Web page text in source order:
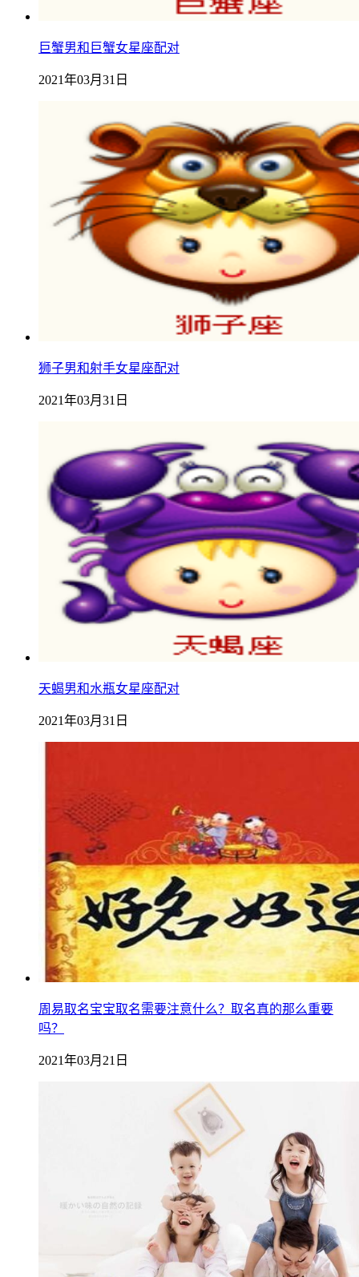
巨蟹男和巨蟹女星座配对
2021年03月31日
狮子男和射手女星座配对
2021年03月31日
天蝎男和水瓶女星座配对
2021年03月31日
周易取名宝宝取名需要注意什么？取名真的那么重要
吗？
2021年03月21日